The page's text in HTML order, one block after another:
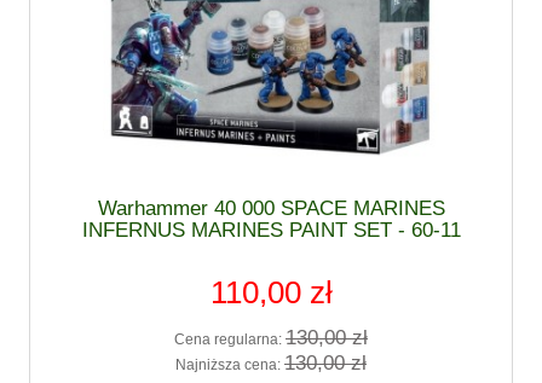
Warhammer 40 000 SPACE MARINES
INFERNUS MARINES PAINT SET - 60-11
110,00 zł
Cena regularna: 130,00 zł
Najniższa cena: 130,00 zł